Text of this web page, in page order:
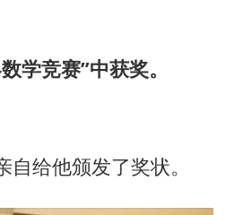
学竞赛”中获奖。
给他颁发了奖状。